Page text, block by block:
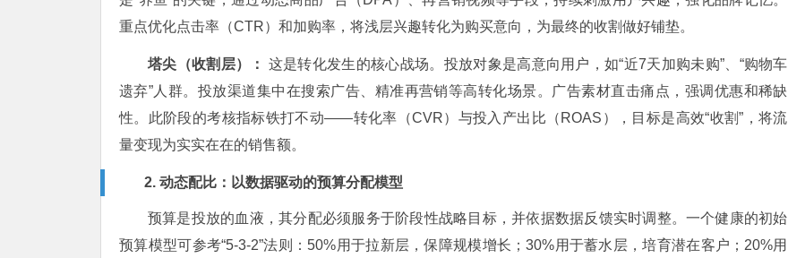
重点优化点击率（CTR）和加购率，将浅层兴趣转化为购买意向，为最终的收割做好铺垫。
塔尖（收割层）：
这是转化发生的核心战场。投放对象是高意向用户，如“近7天加购未购”、“购物车
遗弃”人群。投放渠道集中在搜索广告、精准再营销等高转化场景。广告素材直击痛点，强调优惠和稀缺
性。此阶段的考核指标铁打不动——转化率（CVR）与投入产出比（ROAS），目标是高效“收割”，将流
量变现为实实在在的销售额。
2. 动态配比：以数据驱动的预算分配模型
预算是投放的血液，其分配必须服务于阶段性战略目标，并依据数据反馈实时调整。一个健康的初始
预算模型可参考“5-3-2”法则：50%用于拉新层，保障规模增长；30%用于蓄水层，培育潜在客户；20%用